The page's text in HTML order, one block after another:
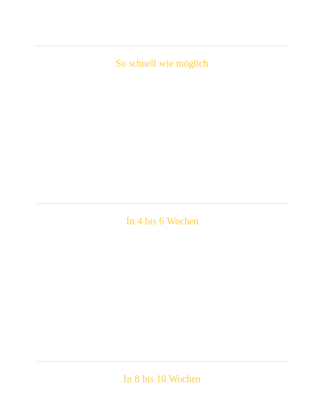
So schnell wie möglich
In 4 bis 6 Wochen
In 8 bis 10 Wochen